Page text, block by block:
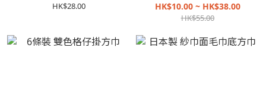
HK$28.00
HK$10.00 ~ HK$38.00
HK$55.00